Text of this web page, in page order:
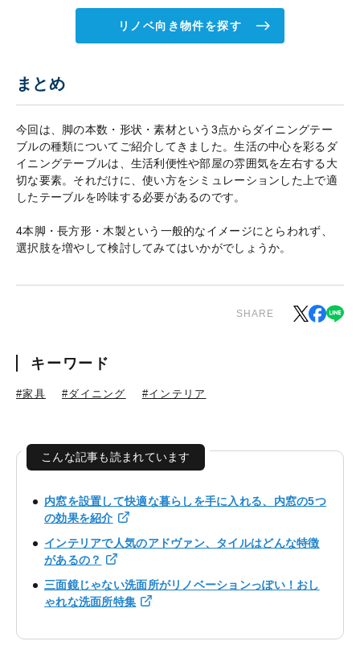
リノベ向き物件を探す
まとめ
今回は、脚の本数・形状・素材という3点からダイニングテー
ブルの種類についてご紹介してきました。生活の中心を彩るダ
イニングテーブルは、生活利便性や部屋の雰囲気を左右する大
切な要素。それだけに、使い方をシミュレーションした上で適
したテーブルを吟味する必要があるのです。
4本脚・長方形・木製という一般的なイメージにとらわれず、
選択肢を増やして検討してみてはいかがでしょうか。
SHARE
キーワード
#家具 #ダイニング #インテリア
こんな記事も読まれています
内窓を設置して快適な暮らしを手に入れる、内窓の5つ
の効果を紹介
インテリアで人気のアドヴァン、タイルはどんな特徴
があるの？
三面鏡じゃない洗面所がリノベーションっぽい！おし
ゃれな洗面所特集